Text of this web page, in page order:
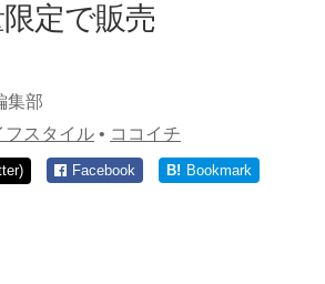
定で販売
集部
フスタイル • ココイチ
Facebook B! Bookmark